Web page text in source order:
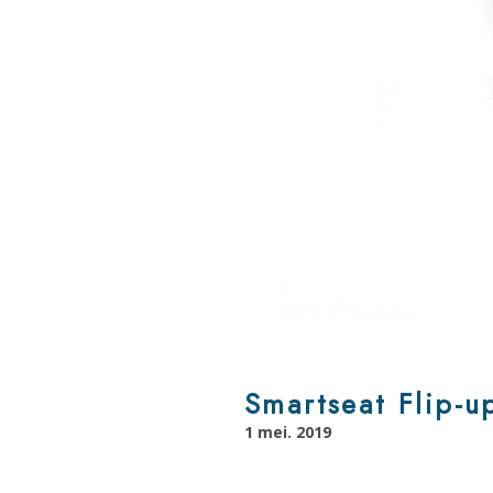
Smartseat Flip-
1 mei. 2019